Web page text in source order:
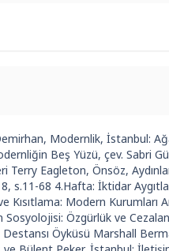
Modernlik, İstanbul:
Beş Yüzü, çev. Sabri
Eagleton, Önsöz,
s.11-68 4.Hafta: İktidar
Modern Kurumları
Özgürlük ve
Öyküsü Marshall